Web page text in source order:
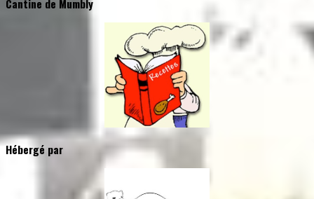
Cantine de Mumbly
Hébergé par